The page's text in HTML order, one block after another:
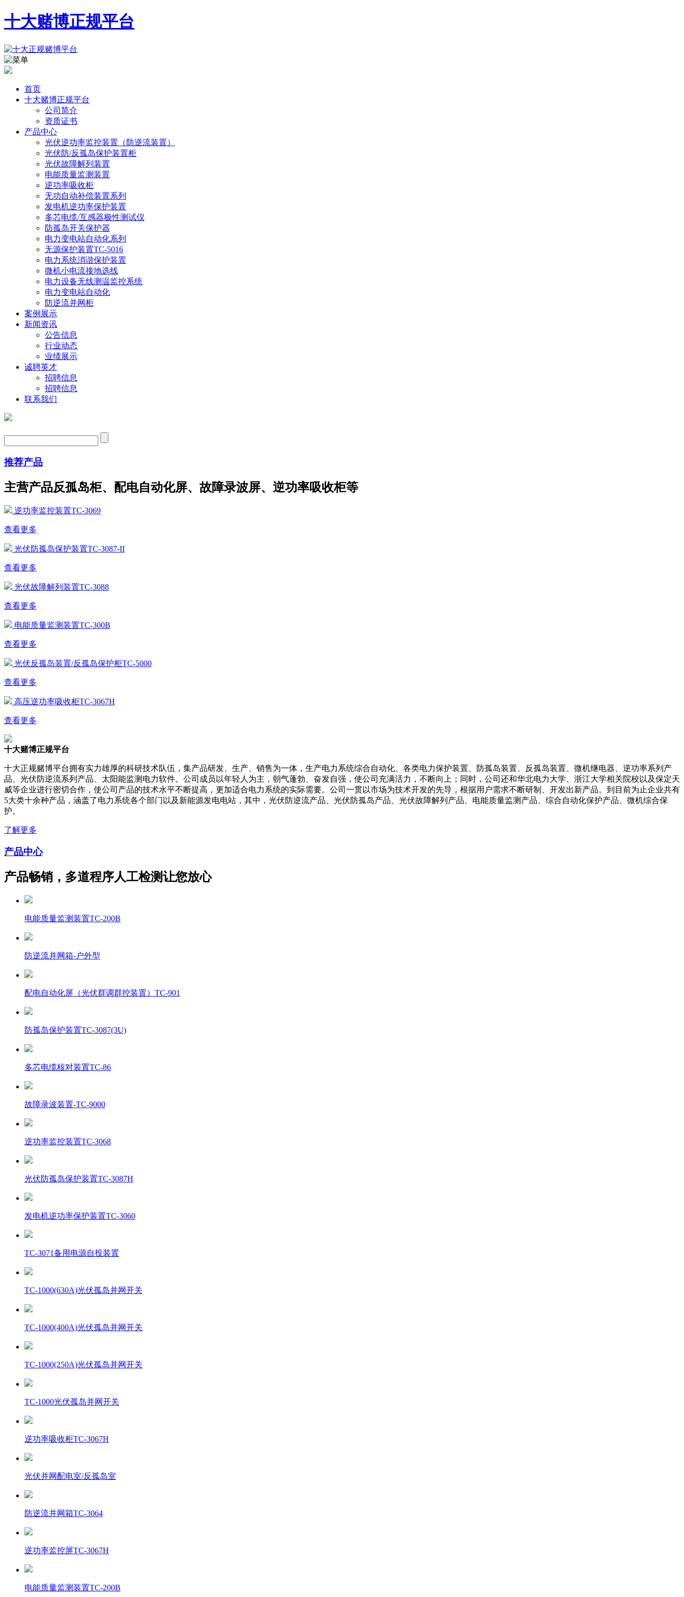
十大赌博正规平台
首页
十大赌博正规平台
公司简介
资质证书
产品中心
光伏逆功率监控装置（防逆流装置）
光伏防/反孤岛保护装置柜
光伏故障解列装置
电能质量监测装置
逆功率吸收柜
无功自动补偿装置系列
发电机逆功率保护装置
多芯电缆/互感器极性测试仪
防孤岛开关保护器
电力变电站自动化系列
无源保护装置TC-5016
电力系统消谐保护装置
微机小电流接地选线
电力设备无线测温监控系统
电力变电站自动化
防逆流并网柜
案例展示
新闻资讯
公告信息
行业动态
业绩展示
诚聘英才
招聘信息
招聘信息
联系我们
推荐产品
主营产品反孤岛柜、配电自动化屏、故障录波屏、逆功率吸收柜等
逆功率监控装置TC-3069
查看更多
光伏防孤岛保护装置TC-3087-II
查看更多
光伏故障解列装置TC-3088
查看更多
电能质量监测装置TC-300B
查看更多
光伏反孤岛装置/反孤岛保护柜TC-5000
查看更多
高压逆功率吸收柜TC-3067H
查看更多
十大赌博正规平台
十大正规赌博平台拥有实力雄厚的科研技术队伍，集产品研发、生产、销售为一体，生产电力系统综合自动化、各类电力保护装置、防孤岛装置、反孤岛装置、微机继电器、逆功率系列产
品、光伏防逆流系列产品、太阳能监测电力软件。公司成员以年轻人为主，朝气蓬勃、奋发自强，使公司充满活力，不断向上；同时，公司还和华北电力大学、浙江大学相关院校以及保定天
威等企业进行密切合作，使公司产品的技术水平不断提高，更加适合电力系统的实际需要。公司一贯以市场为技术开发的先导，根据用户需求不断研制、开发出新产品。到目前为止企业共有
5大类十余种产品，涵盖了电力系统各个部门以及新能源发电电站，其中，光伏防逆流产品、光伏防孤岛产品、光伏故障解列产品、电能质量监测产品、综合自动化保护产品、微机综合保
护。
了解更多
产品中心
产品畅销，多道程序人工检测让您放心
电能质量监测装置TC-200B
防逆流并网箱-户外型
配电自动化屏（光伏群调群控装置）TC-901
防孤岛保护装置TC-3087(3U)
多芯电缆核对装置TC-86
故障录波装置-TC-9000
逆功率监控装置TC-3068
光伏防孤岛保护装置TC-3087H
发电机逆功率保护装置TC-3060
TC-3071备用电源自投装置
TC-1000(630A)光伏孤岛并网开关
TC-1000(400A)光伏孤岛并网开关
TC-1000(250A)光伏孤岛并网开关
TC-1000光伏孤岛并网开关
逆功率吸收柜TC-3067H
光伏并网配电室/反孤岛室
防逆流并网箱TC-3064
逆功率监控屏TC-3067H
电能质量监测装置TC-200B